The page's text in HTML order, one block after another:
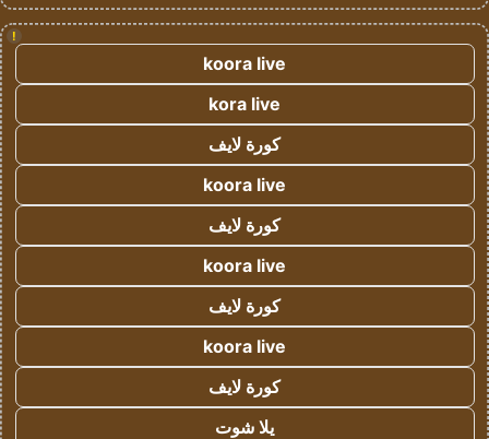
!
koora live
kora live
كورة لايف
koora live
كورة لايف
koora live
كورة لايف
koora live
كورة لايف
يلا شوت